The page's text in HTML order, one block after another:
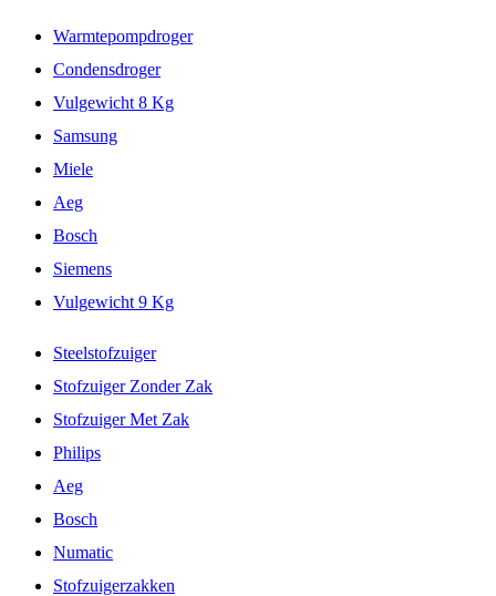
Warmtepompdroger
Condensdroger
Vulgewicht 8 Kg
Samsung
Miele
Aeg
Bosch
Siemens
Vulgewicht 9 Kg
Steelstofzuiger
Stofzuiger Zonder Zak
Stofzuiger Met Zak
Philips
Aeg
Bosch
Numatic
Stofzuigerzakken